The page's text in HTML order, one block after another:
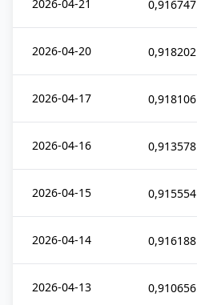
2026-04-21 0,916747
2026-04-20 0,918202
2026-04-17 0,918106
2026-04-16 0,913578
2026-04-15 0,915554
2026-04-14 0,916188
2026-04-13 0,910656